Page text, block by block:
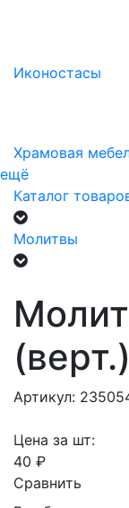
Иконостасы
Храмовая
ещё
Каталог
Молитвы
(верт.)
Артикул:
Цена за шт:
40 ₽
Сравнить